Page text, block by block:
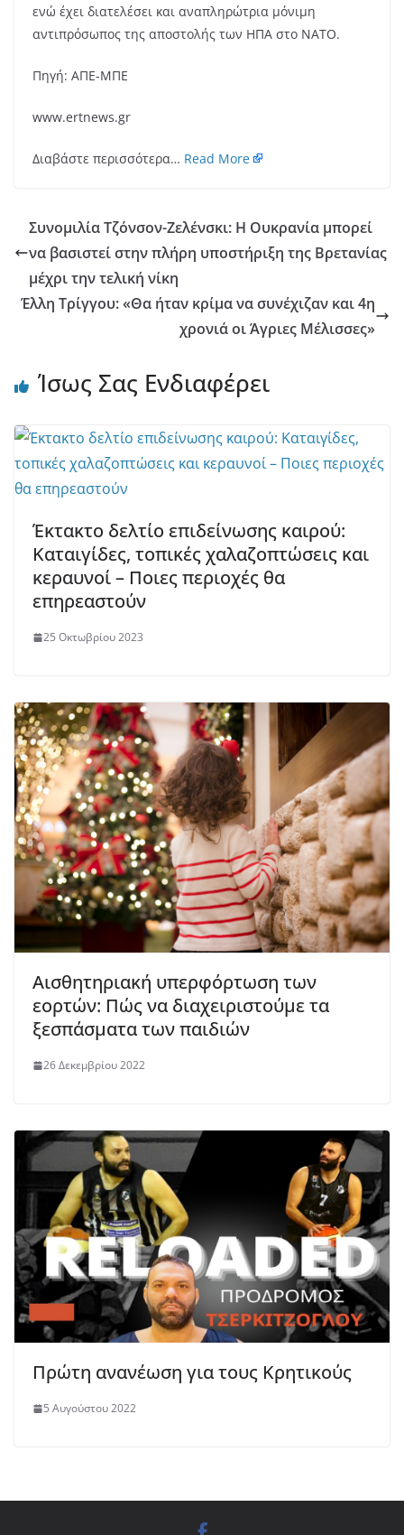
ενώ έχει διατελέσει και αναπληρώτρια μόνιμη
αντιπρόσωπος της αποστολής των ΗΠΑ στο ΝΑΤΟ.
Πηγή: ΑΠΕ-ΜΠΕ
www.ertnews.gr
Διαβάστε περισσότερα… Read More
Συνομιλία Τζόνσον-Ζελένσκι: Η Ουκρανία μπορεί
να βασιστεί στην πλήρη υποστήριξη της Βρετανίας
μέχρι την τελική νίκη
Έλλη Τρίγγου: «Θα ήταν κρίμα να συνέχιζαν και 4η
χρονιά οι Άγριες Μέλισσες»
Ίσως Σας Ενδιαφέρει
Έκτακτο δελτίο επιδείνωσης καιρού:
Καταιγίδες, τοπικές χαλαζοπτώσεις και
κεραυνοί – Ποιες περιοχές θα
επηρεαστούν
25 Οκτωβρίου 2023
Αισθητηριακή υπερφόρτωση των
εορτών: Πώς να διαχειριστούμε τα
ξεσπάσματα των παιδιών
26 Δεκεμβρίου 2022
Πρώτη ανανέωση για τους Κρητικούς
5 Αυγούστου 2022